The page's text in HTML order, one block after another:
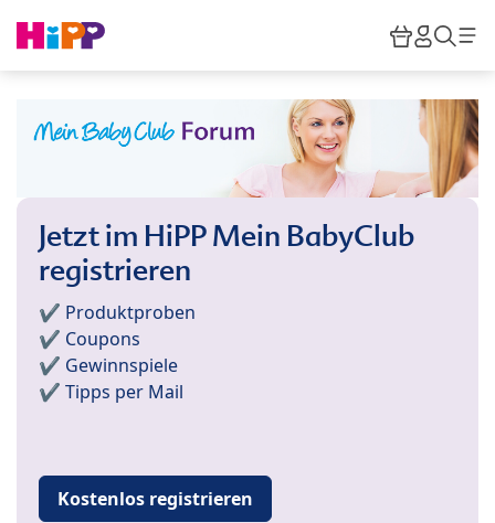
HiPP
Jetzt im HiPP Mein BabyClub
registrieren
✔️ Produktproben
✔️ Coupons
✔️ Gewinnspiele
✔️ Tipps per Mail
Kostenlos registrieren